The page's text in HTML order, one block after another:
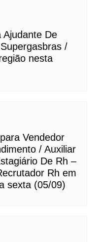
Ajudante De
/
nesta
Vendedor
/ Auxiliar
De Rh –
Rh em
sexta (05/09)